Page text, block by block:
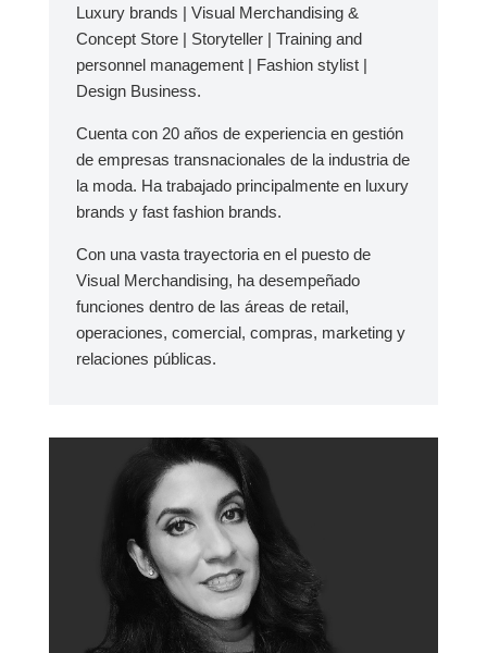
Luxury brands | Visual Merchandising &
Concept Store | Storyteller | Training and
personnel management | Fashion stylist |
Design Business.
Cuenta con 20 años de experiencia en gestión
de empresas transnacionales de la industria de
la moda. Ha trabajado principalmente en luxury
brands y fast fashion brands.
Con una vasta trayectoria en el puesto de
Visual Merchandising, ha desempeñado
funciones dentro de las áreas de retail,
operaciones, comercial, compras, marketing y
relaciones públicas.